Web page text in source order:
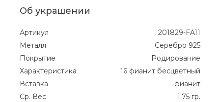
Об украшении
Артикул
201829-FA11
Металл
Серебро 925
Покрытие
Родирование
Характеристика
16 фианит бесцветный
Вставка
фианит
Ср. Вес
1.75 гр.